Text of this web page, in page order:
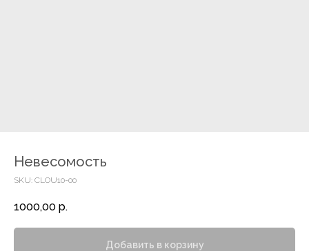
Невесомость
SKU: CLOU10-00
1000,00 р.
Добавить в корзину